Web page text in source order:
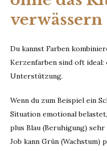
verwässern
Du kannst Farben
Kerzenfarben sind oft
Unterstützung.
Wenn du zum Beispiel ein
Situation emotional
plus Blau (Beruhigung)
Job kann Grün (Wachstum)